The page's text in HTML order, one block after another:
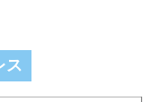
ス